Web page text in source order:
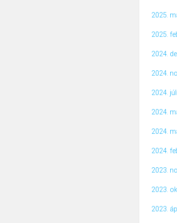
2025.
2025.
2024.
2024.
2024.
2024.
2024.
2024.
2023.
2023.
2023.